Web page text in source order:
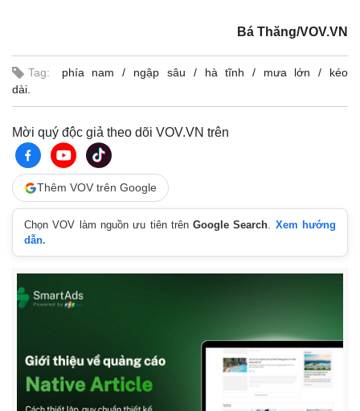
Bá Thăng/VOV.VN
Tag: phía nam ngập sâu hà tĩnh mưa lớn
kéo
dài.
Mời quý độc giả theo dõi VOV.VN trên
Thêm VOV trên Google
Chọn VOV làm nguồn ưu tiên trênGoogle Search. Xem hướng
dẫn.